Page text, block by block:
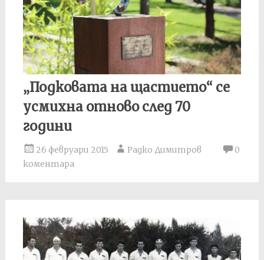
„Подковата на щастието“ се
усмихна отново след 70
години
26 февруари 2015 Радко Димитров
0
коментара